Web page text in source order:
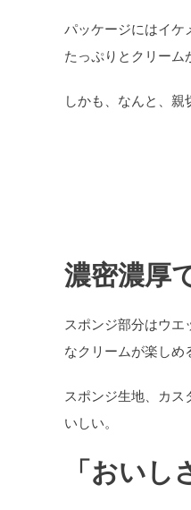
パッケージにはイケ
たっぷりとクリーム
しかも、なんと、
濃密濃厚
スポンジ部分はウ
なクリームが楽しめ
スポンジ生地、カ
いしい。
「おい